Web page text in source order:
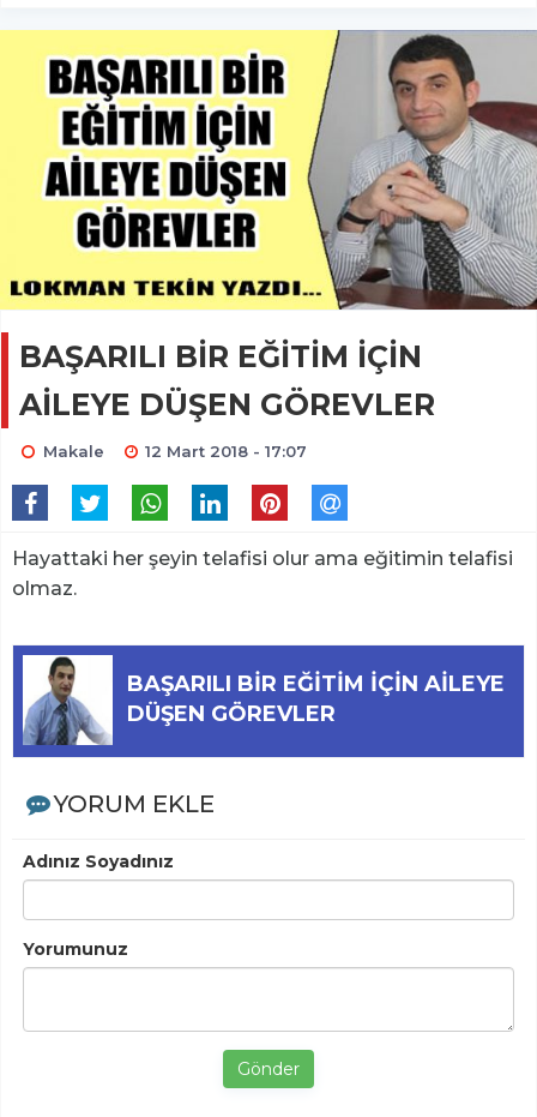
BAŞARILI BİR EĞİTİM İÇİN
AİLEYE DÜŞEN GÖREVLER
Makale 12 Mart 2018 - 17:07
Hayattaki her şeyin telafisi olur ama eğitimin telafisi
olmaz.
BAŞARILI BİR EĞİTİM İÇİN AİLEYE
DÜŞEN GÖREVLER
YORUM EKLE
Adınız Soyadınız
Yorumunuz
Gönder